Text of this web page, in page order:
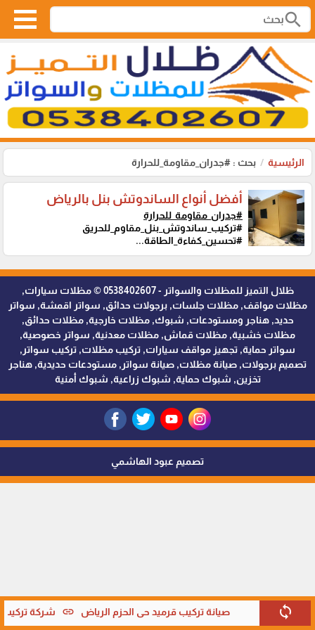
search
الرئيسية بحث : #جدران_مقاومة_للحرارة
sync صيانة تركيب قرميد حي الحزم الرياض link شركة تركيب
أفضل أنواع الساندوتش بنل بالرياض
#جدران_مقاومة_للحرارة
#تركيب_ساندوتش_بنل_مقاوم_للحريق
#تحسين_كفاءة_الطاقة...
ظلال التميز للمظلات والسواتر - 0538402607 © مظلات سيارات,
مظلات مواقف, مظلات جلسات, برجولات حدائق, سواتر اقمشة, سواتر
حديد, هناجر ومستودعات, شبوك, مظلات خارجية, مظلات حدائق,
مظلات خشبية, مظلات قماش, مظلات معدنية, سواتر خصوصية,
سواتر حماية, تجهيز مواقف سيارات, تركيب مظلات, تركيب سواتر,
تصميم برجولات, صيانة مظلات, صيانة سواتر, مستودعات حديدية, هناجر
تخزين, شبوك حماية, شبوك زراعية, شبوك أمنية
تصميم عبود الهاشمي